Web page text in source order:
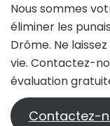
Nous sommes
éliminer les
Drôme. Ne
vie. Contactez-
évaluation
Contactez-